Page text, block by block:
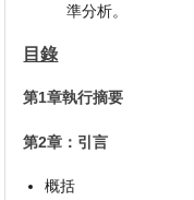
準分析。
目錄
第1章執行摘要
第2章：引言
概括